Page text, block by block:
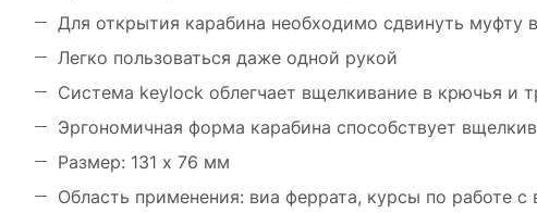
Для открытия карабина необходимо сдвинуть муфту
Легко пользоваться даже одной рукой
Система keylock облегчает вщелкивание в крючья и
Эргономичная форма карабина способствует
Размер: 131 х 76 мм
Область применения: виа феррата, курсы по работе